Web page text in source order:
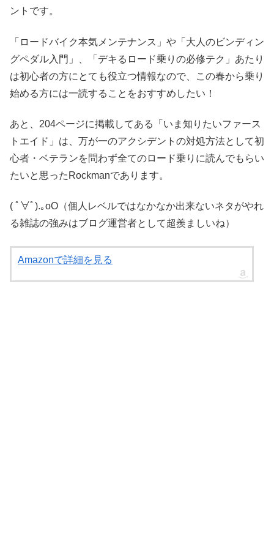
ントです。
「ロードバイク本気メンテナンス」や「大人のビンディン
グペダル入門」、「デキるロード乗りの必修テク」あたり
は初心者の方にとても役立つ情報なので、この春から乗り
始める方には一読することをおすすめしたい！
あと、204ページに掲載してある「いま知りたいファース
トエイド」は、万が一のアクシデントの対処方法として初
心者・ベテランを問わず全てのロード乗りに読んでもらい
たいと思ったRockmanであります。
( ﾟ∀ﾟ).｡oO（個人レベルではなかなか出来ないネタがやれ
る雑誌の強みはブログ運営者として超羨ましいね）
Amazonで詳細を見る